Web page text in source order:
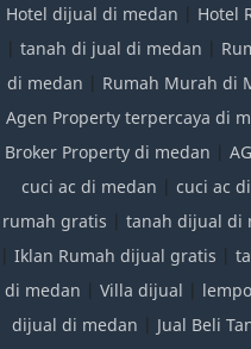
Hotel dijual di medan | Hotel
| tanah di jual di medan |
di medan | Rumah Murah di
Agen Property terpercaya di
Broker Property di medan |
cuci ac di medan | cuci ac
rumah gratis | tanah dijual di
| Iklan Rumah dijual gratis |
di medan | Villa dijual |
dijual di medan | Jual Beli